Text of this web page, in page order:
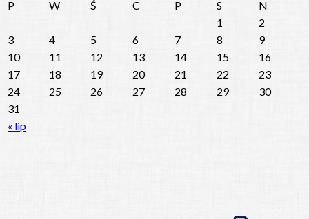
P
W Ś C P S
N
1
2
3
4 5 6 7 8
9
10
11 12 13 14 15
16
17
18 19 20 21 22
23
24
25 26 27 28 29
30
31
« lip